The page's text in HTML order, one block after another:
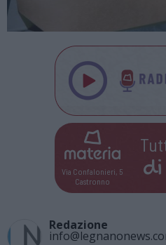
Via Confalonieri, 5
Castronno
di
Redazione